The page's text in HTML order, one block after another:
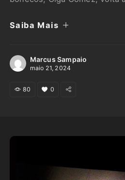
duração. A atividade, que
artista entre os …
Saiba Mais
Marcus Sampaio
maio 21, 2024
80 0